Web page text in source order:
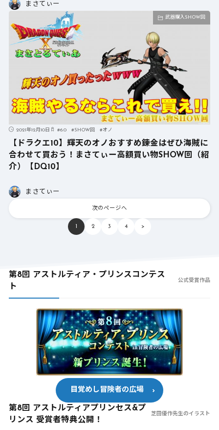
まさてぃー
武器購入SHOW回
2021年12月10日 #6.0 #SHOW回 #オノ
【ドラクエ10】輝天のオノおすすめ錬金はぜひ海賊に
合わせて買おう！まさてぃー高額買い物SHOW回（紹
介）【DQ10】
まさてぃー
次のページへ
1 2 3 4 >
第8回 アストルティア・プリンスコンテス
ト
公式受賞作品
目覚めし冒険者の広場
第8回 アストルティアプリンセス&プ
リンス 受賞者特典公開！
芝田優作先生のイラスト